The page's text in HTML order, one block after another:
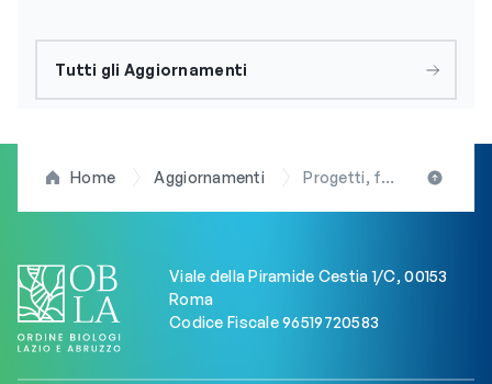
Tutti gli Aggiornamenti
Home Aggiornamenti Progetti, formazione Biologi ed erogazione crediti ECM: delegazione OBLA incontra il direttore sanitario dell’IZS Lazio-Toscana
Viale della Piramide Cestia 1/C, 00153
Roma
Codice Fiscale 96519720583